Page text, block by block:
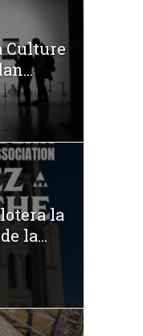
Culture
la
la...